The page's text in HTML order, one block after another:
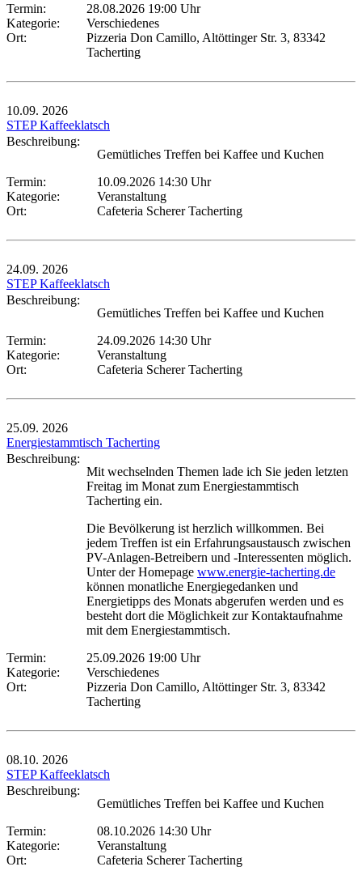
Termin:
28.08.2026 19:00 Uhr
Kategorie:
Verschiedenes
Ort:
Pizzeria Don Camillo, Altöttinger Str. 3, 83342
Tacherting
10.09. 2026
STEP Kaffeeklatsch
Beschreibung:
Gemütliches Treffen bei Kaffee und Kuchen
Termin:
10.09.2026 14:30 Uhr
Kategorie:
Veranstaltung
Ort:
Cafeteria Scherer Tacherting
24.09. 2026
STEP Kaffeeklatsch
Beschreibung:
Gemütliches Treffen bei Kaffee und Kuchen
Termin:
24.09.2026 14:30 Uhr
Kategorie:
Veranstaltung
Ort:
Cafeteria Scherer Tacherting
25.09. 2026
Energiestammtisch Tacherting
Beschreibung:
Mit wechselnden Themen lade ich Sie jeden letzten
Freitag im Monat zum Energiestammtisch
Tacherting ein.
Die Bevölkerung ist herzlich willkommen. Bei
jedem Treffen ist ein Erfahrungsaustausch zwischen
PV-Anlagen-Betreibern und -Interessenten möglich.
Unter der Homepage www.energie-tacherting.de
können monatliche Energiegedanken und
Energietipps des Monats abgerufen werden und es
besteht dort die Möglichkeit zur Kontaktaufnahme
mit dem Energiestammtisch.
Termin:
25.09.2026 19:00 Uhr
Kategorie:
Verschiedenes
Ort:
Pizzeria Don Camillo, Altöttinger Str. 3, 83342
Tacherting
08.10. 2026
STEP Kaffeeklatsch
Beschreibung:
Gemütliches Treffen bei Kaffee und Kuchen
Termin:
08.10.2026 14:30 Uhr
Kategorie:
Veranstaltung
Ort:
Cafeteria Scherer Tacherting